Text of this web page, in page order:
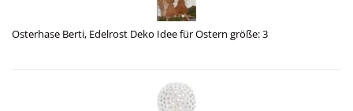
Osterhase Berti, Edelrost Deko Idee für Ostern größe: 3